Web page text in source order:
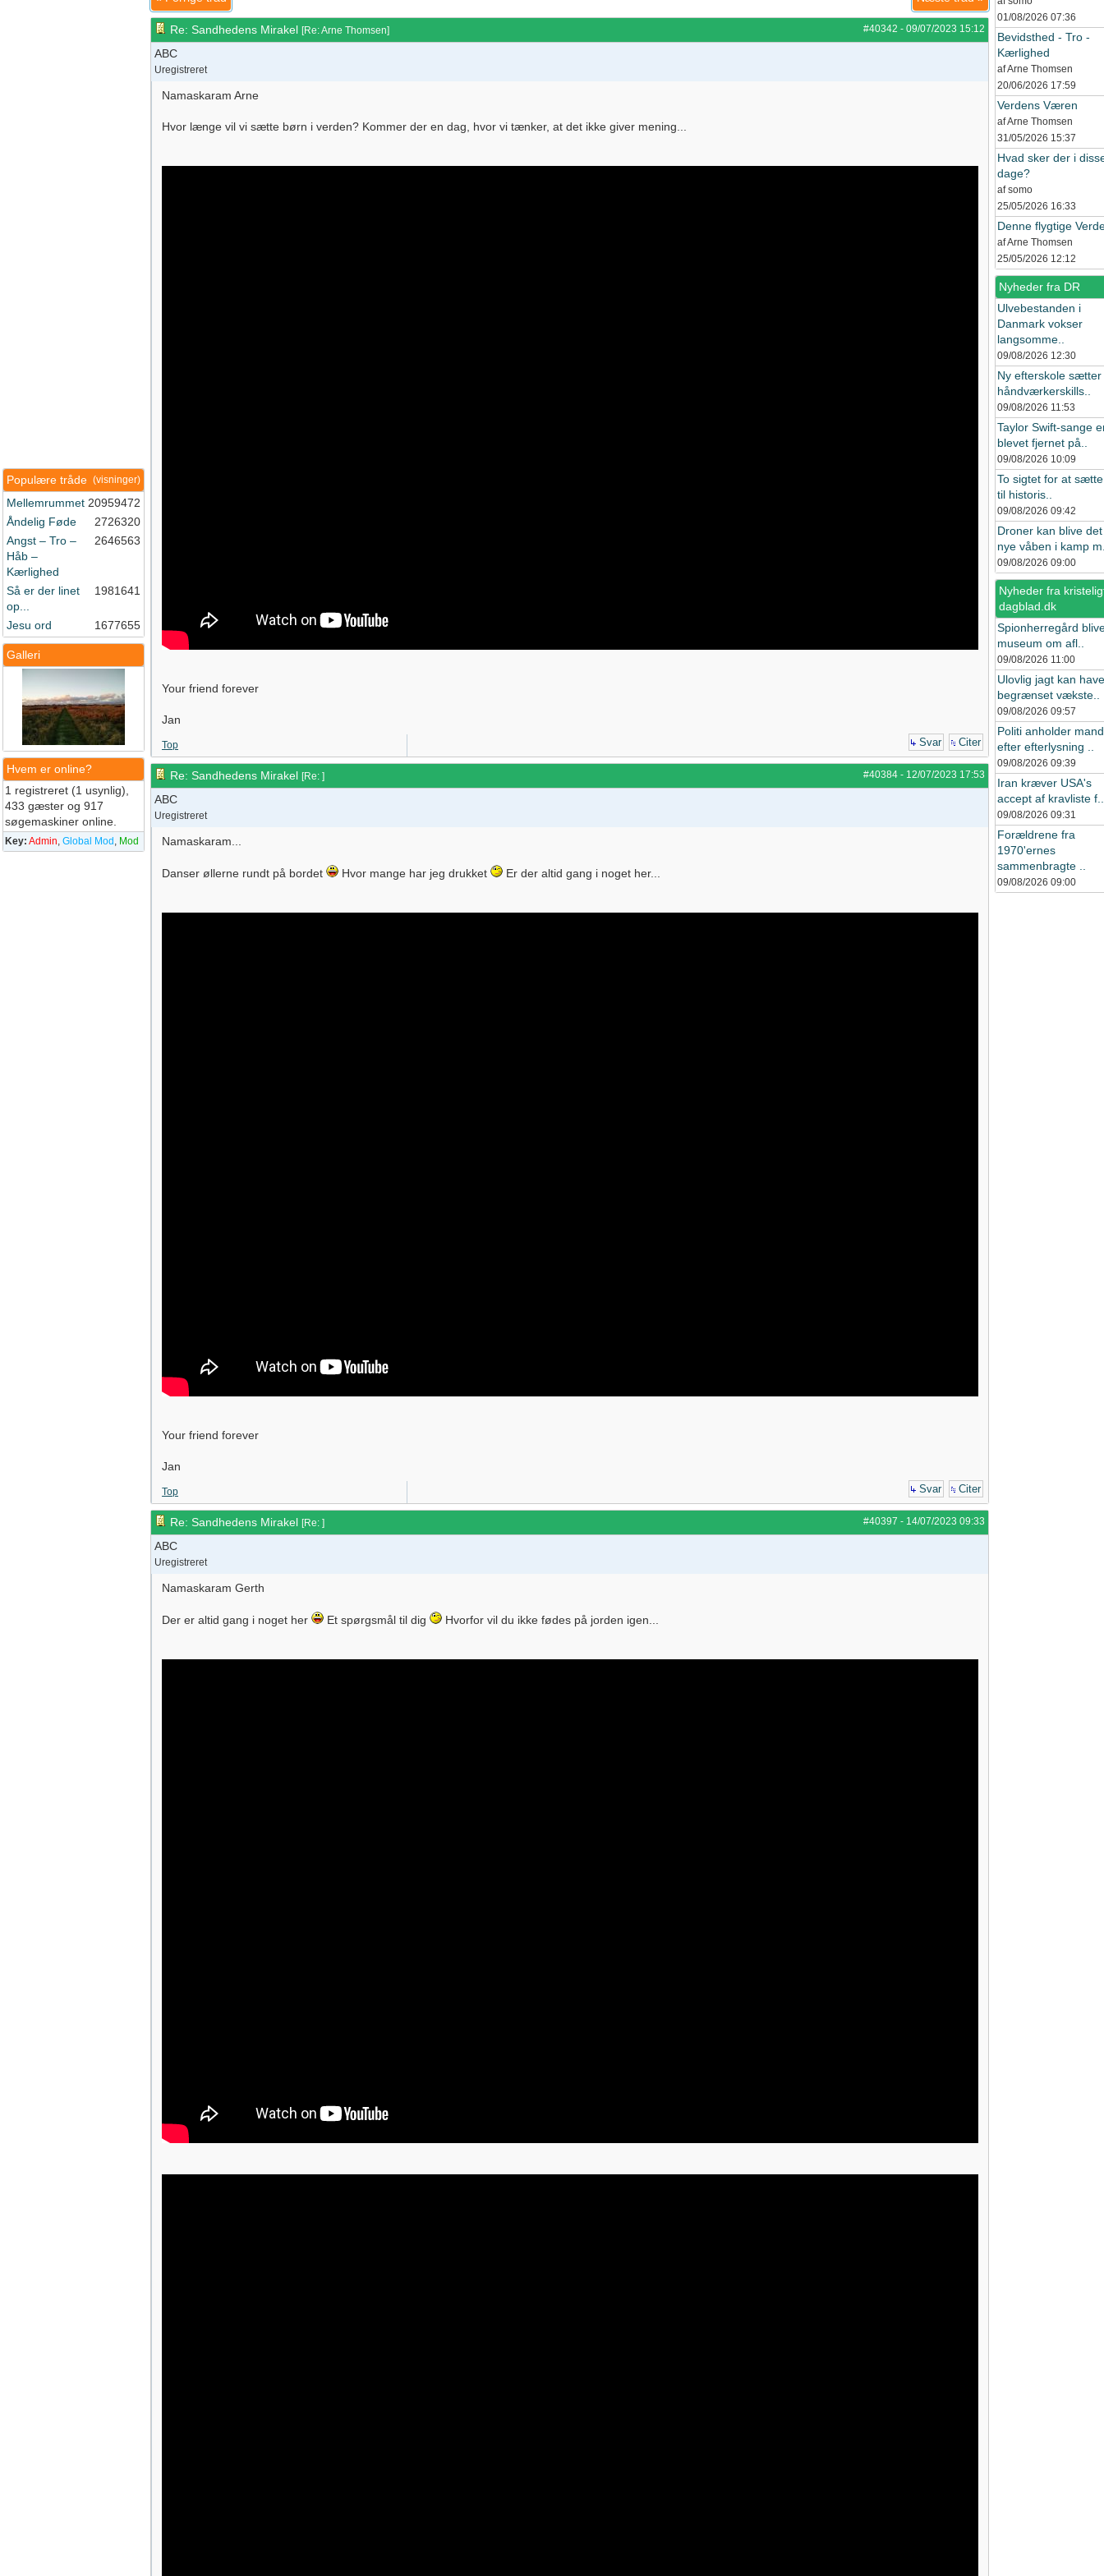
(visninger)
Populære tråde
Mellemrummet 20959472
Åndelig Føde
2726320
Angst – Tro –
Håb –
Kærlighed
2646563
Så er der linet
op...
1981641
Jesu ord 1677655
Galleri
Hvem er online?
1 registreret (1 usynlig),
433 gæster og 917
søgemaskiner online.
Key: Admin, Global Mod , Mod
#40342 - 09/07/2023 15:12
Re: Sandhedens Mirakel [Re: Arne Thomsen]
ABC
Uregistreret
Namaskaram Arne
Hvor længe vil vi sætte børn i verden? Kommer der en dag, hvor vi tænker, at det ikke giver mening...
Your friend forever
Jan
Top Svar Citer
#40384 - 12/07/2023 17:53
Re: Sandhedens Mirakel [Re: ]
ABC
Uregistreret
Namaskaram...
Danser øllerne rundt på bordet Hvor mange har jeg drukket Er der altid gang i noget her...
Your friend forever
Jan
Top Svar Citer
#40397 - 14/07/2023 09:33
Re: Sandhedens Mirakel [Re: ]
ABC
Uregistreret
Namaskaram Gerth
Der er altid gang i noget her Et spørgsmål til dig Hvorfor vil du ikke fødes på jorden igen...
01/08/2026 07:36
Bevidsthed - Tro -
Kærlighed
af Arne Thomsen
20/06/2026 17:59
Verdens Væren
af Arne Thomsen
31/05/2026 15:37
Hvad sker der i
dage?
af somo
25/05/2026 16:33
Denne flygtige
af Arne Thomsen
25/05/2026 12:12
Nyheder fra DR
Ulvebestanden i
Danmark vokser
langsomme..
09/08/2026 12:30
Ny efterskole sætter
håndværkerskills..
09/08/2026 11:53
Taylor Swift-sange
blevet fjernet på..
09/08/2026 10:09
To sigtet for at
til historis..
09/08/2026 09:42
Droner kan blive det
nye våben i kamp
09/08/2026 09:00
Nyheder fra
dagblad.dk
Spionherregård
museum om afl..
09/08/2026 11:00
Ulovlig jagt kan have
begrænset vækste..
09/08/2026 09:57
Politi anholder mand
efter efterlysning ..
09/08/2026 09:39
Iran kræver USA's
accept af kravliste f..
09/08/2026 09:31
Forældrene fra
1970'ernes
sammenbragte ..
09/08/2026 09:00